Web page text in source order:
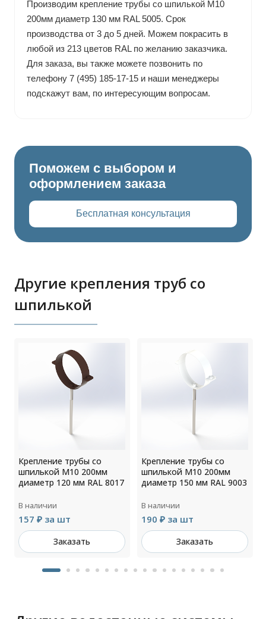
Производим крепление трубы со шпилькой М10
200мм диаметр 130 мм RAL 5005. Срок
производства от 3 до 5 дней. Можем покрасить в
любой из 213 цветов RAL по желанию заказчика.
Для заказа, вы также можете позвонить по
телефону 7 (495) 185-17-15 и наши менеджеры
подскажут вам, по интересующим вопросам.
Поможем с выбором и
оформлением заказа
Бесплатная консультация
Другие крепления труб со
шпилькой
Крепление трубы со
шпилькой М10 200мм
диаметр 120 мм RAL 8017
В наличии
157 ₽ за шт
Заказать
Крепление трубы со
шпилькой М10 200мм
диаметр 150 мм RAL 9003
В наличии
190 ₽ за шт
Заказать